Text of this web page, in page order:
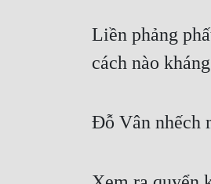
Liền phảng
cách nào
Đỗ Vân nhếch